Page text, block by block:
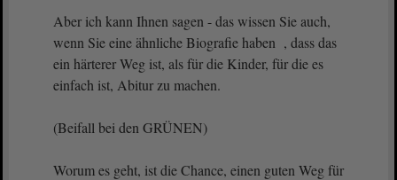
Aber ich kann Ihnen sagen - das wissen Sie auch,
wenn Sie eine ähnliche Biografie haben , dass das
ein härterer Weg ist, als für die Kinder, für die es
einfach ist, Abitur zu machen.
(Beifall bei den GRÜNEN)
Worum es geht, ist die Chance, einen guten Weg für